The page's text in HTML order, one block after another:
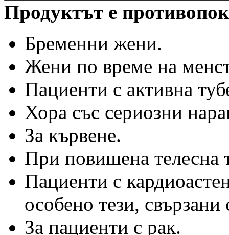
Продуктът е
Бременни жени.
Жени по време на
Пациенти с активна
Хора със сериозни
За кървене.
При повишена телесна
Пациенти с
особено тези,
За пациенти с рак.